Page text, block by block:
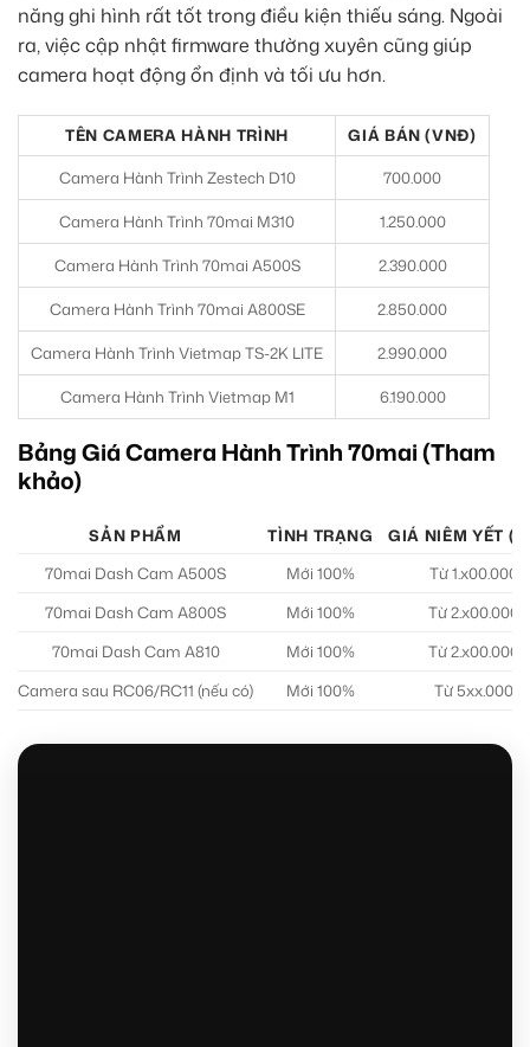
năng ghi hình rất tốt trong điều kiện thiếu sáng. Ngoài
ra, việc cập nhật firmware thường xuyên cũng giúp
camera hoạt động ổn định và tối ưu hơn.
TÊN CAMERA HÀNH TRÌNH
GIÁ BÁN (VNĐ)
Camera Hành Trình Zestech D10
700.000
Camera Hành Trình 70mai M310 1.250.000
Camera Hành Trình 70mai A500S 2.390.000
Camera Hành Trình 70mai A800SE 2.850.000
Camera Hành Trình Vietmap TS-2K LITE 2.990.000
Camera Hành Trình Vietmap M1 6.190.000
Bảng Giá Camera Hành Trình 70mai (Tham
khảo)
SẢN PHẨM TÌNH TRẠNG
GIÁ NIÊM YẾT
70mai Dash Cam A500S
Mới 100%
Từ 1.x00.000
70mai Dash Cam A800S
Mới 100%
Từ 2.x00.000
70mai Dash Cam A810
Mới 100%
Từ 2.x00.000
Camera sau RC06/RC11 (nếu có)
Mới 100% Từ 5xx.000